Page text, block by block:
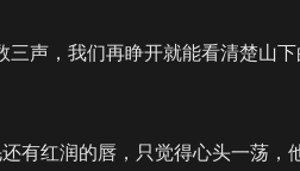
，我们再睁开就能看清楚山下
红润的唇，只觉得心头一荡，